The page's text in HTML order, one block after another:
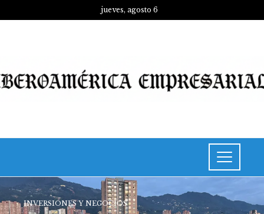
jueves, agosto 6
INVERSIONES Y NEGOCIOS